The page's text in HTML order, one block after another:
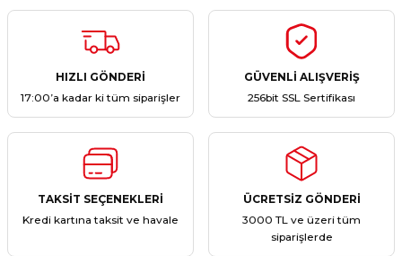
Yorum Yaz
Ürün hakkında henüz soru sorulmamış.
HIZLI GÖNDERİ
17:00’a kadar ki tüm siparişler
GÜVENLİ ALIŞVERİŞ
256bit SSL Sertifikası
TAKSİT SEÇENEKLERİ
Kredi kartına taksit ve havale
ÜCRETSİZ GÖNDERİ
3000 TL ve üzeri tüm
siparişlerde